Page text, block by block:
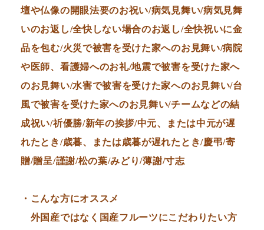
壇や仏像の開眼法要のお祝い/病気見舞い/病気見舞
いのお返し/全快しない場合のお返し/全快祝いに金
品を包む/火災で被害を受けた家へのお見舞い/病院
や医師、看護婦へのお礼/地震で被害を受けた家へ
のお見舞い/水害で被害を受けた家へのお見舞い/台
風で被害を受けた家へのお見舞い/チームなどの結
成祝い/祈優勝/新年の挨拶/中元、または中元が遅
れたとき/歳暮、または歳暮が遅れたとき/慶弔/寄
贈/贈呈/謹謝/松の葉/みどり/薄謝/寸志
・こんな方にオススメ
外国産ではなく国産フルーツにこだわりたい方